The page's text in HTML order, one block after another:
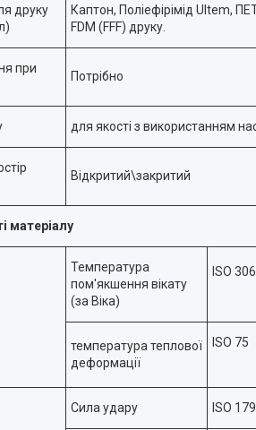
друку
Каптон, Поліефірімід Ultem,
FDM (FFF) друку.
при
Потрібно
для якості з використанням
Відкритий\закритий
матеріалу
Температура
пом'якшення вікату
(за Віка)
ISO 306
температура теплової
деформації
ISO 75
Сила удару ISO 179